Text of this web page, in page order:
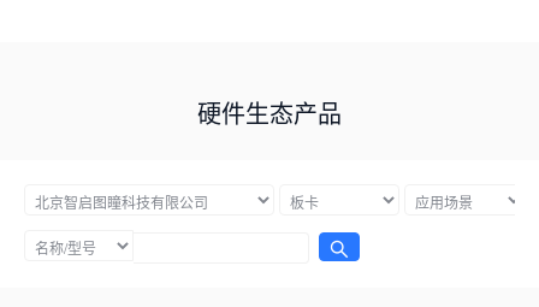
硬件生态产品